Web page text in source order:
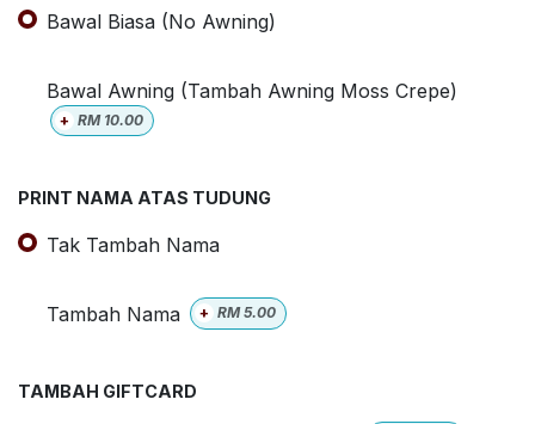
Bawal Biasa (No Awning)
Bawal Awning (Tambah Awning Moss Crepe)
+ RM 10.00
PRINT NAMA ATAS TUDUNG
Tak Tambah Nama
Tambah Nama + RM5.00
TAMBAH GIFTCARD